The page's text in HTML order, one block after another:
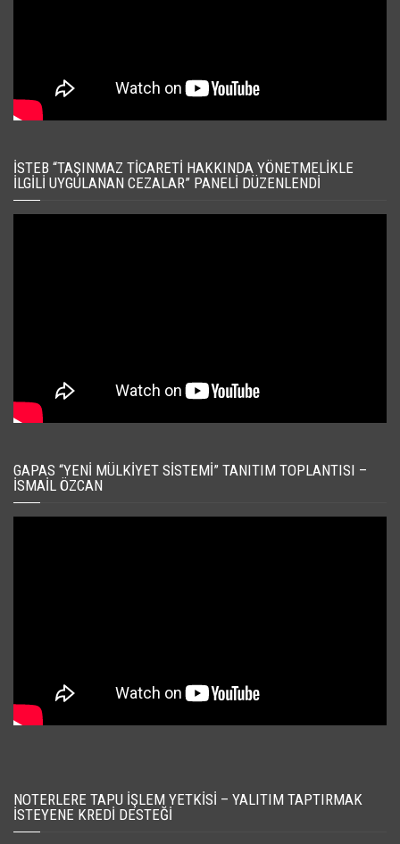
İSTEB “TAŞINMAZ TICARETI HAKKINDA YÖNETMELIKLE
İLGILI UYGULANAN CEZALAR” PANELI DÜZENLENDI
GAPAS “YENI MÜLKIYET SISTEMI” TANITIM TOPLANTISI –
İSMAIL ÖZCAN
NOTERLERE TAPU İŞLEM YETKISI – YALITIM TAPTIRMAK
İSTEYENE KREDI DESTEĞI